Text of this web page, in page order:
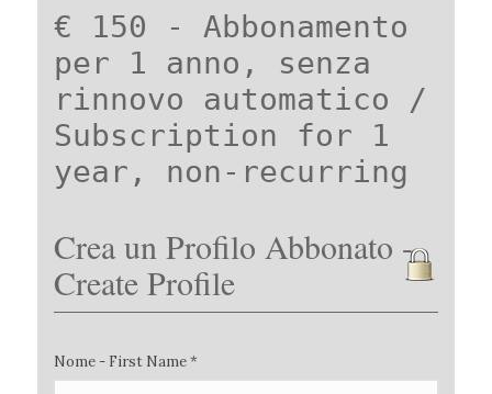
€ 150 - Abbonamento
per 1 anno, senza
rinnovo automatico /
Subscription for 1
year, non-recurring
Crea un Profilo Abbonato -
Create Profile
Nome - First Name *